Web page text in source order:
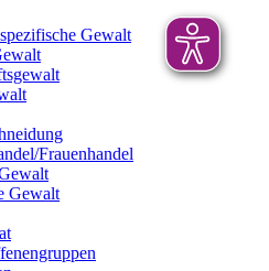
Gewalt
Frauenhandel
Gewalt